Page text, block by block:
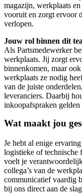
magazijn, werkplaats
vooruit en zorgt ervoor
verlopen.
Jouw rol binnen dit
Als Partsmedewerker
werkplaats. Jij zorgt
binnenkomen, maar
werkplaats ze nodig
van de juiste
leveranciers. Daarbij
inkoopafspraken gelden
Wat maakt jou
Je hebt al enige
logistieke of technische
voelt je
collega’s van de
communicatief vaardig
bij ons direct aan de